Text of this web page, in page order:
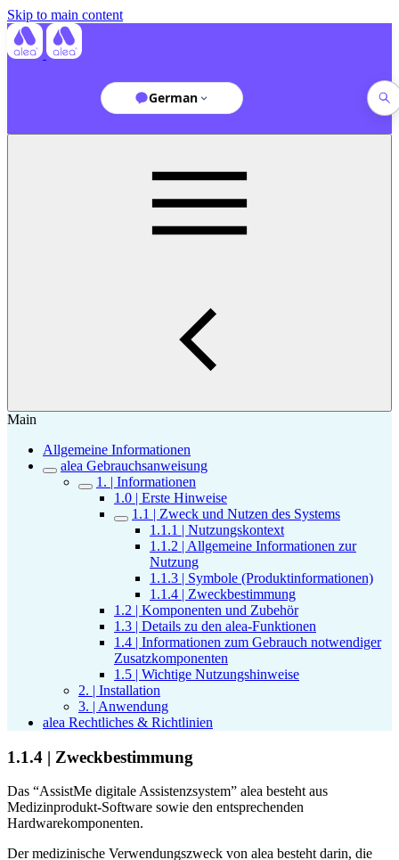
Skip to main content
German
Main
Allgemeine Informationen
alea Gebrauchsanweisung
1. | Informationen
1.0 | Erste Hinweise
1.1 | Zweck und Nutzen des Systems
1.1.1 | Nutzungskontext
1.1.2 | Allgemeine Informationen zur
Nutzung
1.1.3 | Symbole (Produktinformationen)
1.1.4 | Zweckbestimmung
1.2 | Komponenten und Zubehör
1.3 | Details zu den alea-Funktionen
1.4 | Informationen zum Gebrauch notwendiger
Zusatzkomponenten
1.5 | Wichtige Nutzungshinweise
2. | Installation
3. | Anwendung
alea Rechtliches & Richtlinien
1.1.4 | Zweckbestimmung
Das “AssistMe digitale Assistenzsystem” alea besteht aus
Medizinprodukt-Software sowie den entsprechenden
Hardwarekomponenten.
Der medizinische Verwendungszweck von alea besteht darin, die